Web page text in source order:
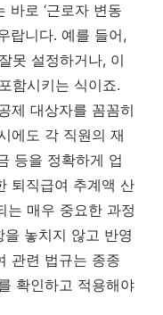
바로 ‘근로자 변동
랍니다. 예를 들어,
못 설정하거나, 이
함시키는 식이죠.
제 대상자를 꼼꼼히
에도 각 직원의 재
등을 정확하게 업
퇴직급여 추계액 산
는 매우 중요한 과정
놓치지 않고 반영
관련 법규는 종종
확인하고 적용해야